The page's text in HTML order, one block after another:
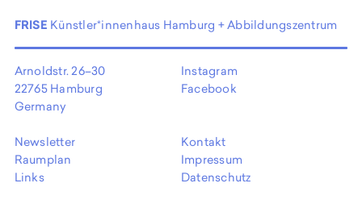
FRISE Künstler*innenhaus Hamburg + Abbildungszentrum
Arnoldstr. 26–30
22765 Hamburg
Germany
Instagram
Facebook
Newsletter
Raumplan
Links
Kontakt
Impressum
Datenschutz